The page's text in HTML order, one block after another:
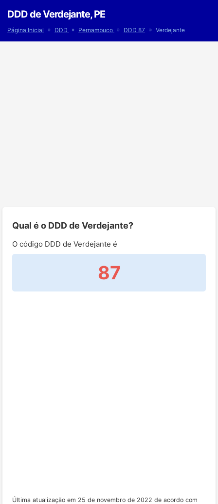
DDD de Verdejante, PE
Página Inicial » DDD » Pernambuco » DDD 87 » Verdejante
Qual é o DDD de Verdejante?
O código DDD de Verdejante é
87
Última atualização em 25 de novembro de 2022 de acordo com